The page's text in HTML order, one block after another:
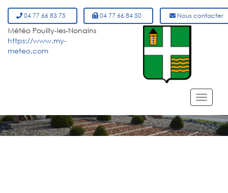
04 77 66 83 75 04 77 66 84 50 Nous contacter
Météo Pouilly-les-Nonains
https://www.my-
meteo.com